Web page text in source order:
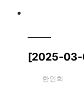
[2025-03-
한인회